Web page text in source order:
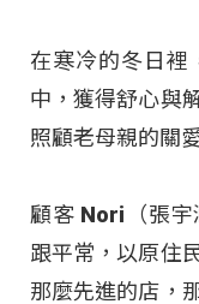
在寒冷的冬日裡
中，獲得舒心與
照顧老母親的關
顧客 Nori（張
跟平常，以原住
那麼先進的店，